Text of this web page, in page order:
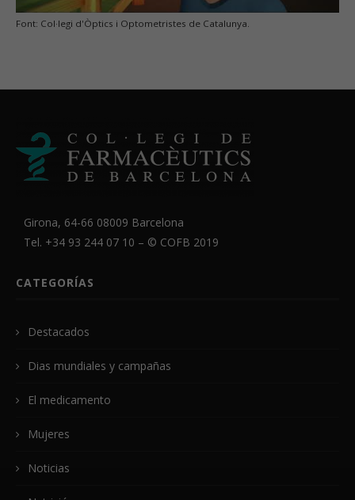
Font: Col·legi d'Òptics i Optometristes de Catalunya.
Girona, 64-66 08009 Barcelona
Tel. +34 93 244 07 10 – © COFB 2019
CATEGORÍAS
Destacados
Dias mundiales y campañas
El medicamento
Mujeres
Noticias